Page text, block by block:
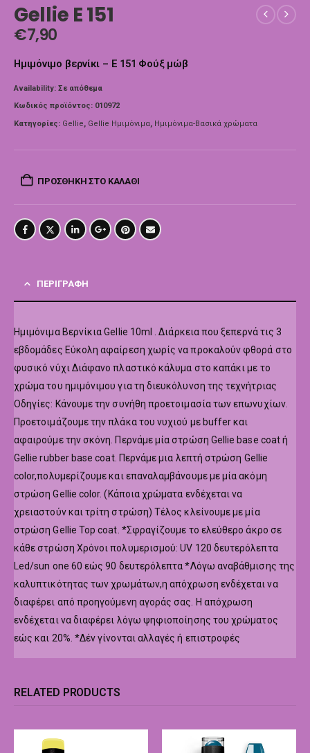
Gellie E 151
€7,90
Ημιμόνιμο βερνίκι – E 151 Φούξ μώβ
Availability: Σε απόθεμα
Κωδικός προϊόντος: 010972
Κατηγορίες: Gellie, Gellie Ημιμόνιμα, Ημιμόνιμα-Βασικά χρώματα
ΠΡΟΣΘΉΚΗ ΣΤΟ ΚΑΛΆΘΙ
ΠΕΡΙΓΡΑΦΉ
Hμιμόνιμα Βερνίκια Gellie 10ml . Διάρκεια που ξεπερνά τις 3
εβδομάδες Εύκολη αφαίρεση χωρίς να προκαλούν φθορά στο
φυσικό νύχι Διάφανο πλαστικό κάλυμα στο καπάκι με το
χρώμα του ημιμόνιμου για τη διευκόλυνση της τεχνήτριας
Οδηγίες: Κάνουμε την συνήθη προετοιμασία των επωνυχίων.
Προετοιμάζουμε την πλάκα του νυχιού με buffer και
αφαιρούμε την σκόνη. Περνάμε μία στρώση Gellie base coat ή
Gellie rubber base coat. Περνάμε μια λεπτή στρώση Gellie
color,πολυμερίζουμε και επαναλαμβάνουμε με μία ακόμη
στρώση Gellie color. (Κάποια χρώματα ενδέχεται να
χρειαστούν και τρίτη στρώση) Τέλος κλείνουμε με μία
στρώση Gellie Top coat. *Σφραγίζουμε το ελεύθερο άκρο σε
κάθε στρώση Χρόνοι πολυμερισμού: UV 120 δευτερόλεπτα
Led/sun one 60 εώς 90 δευτερόλεπτα *Λόγω αναβάθμισης της
καλυπτικότητας των χρωμάτων,η απόχρωση ενδέχεται να
διαφέρει από προηγούμενη αγοράς σας. Η απόχρωση
ενδέχεται να διαφέρει λόγω ψηφιοποίησης του χρώματος
εώς και 20%. *Δέν γίνονται αλλαγές ή επιστροφές
RELATED PRODUCTS